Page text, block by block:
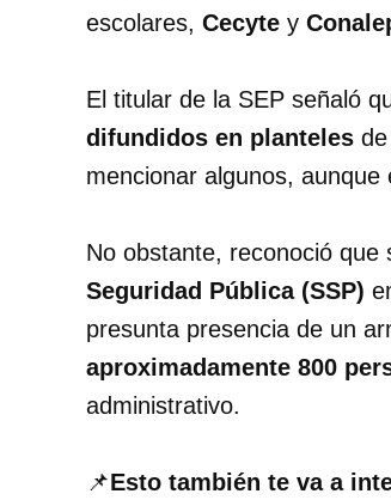
escolares, Cecyte y
El titular de la SEP señaló
difundidos en planteles
mencionar algunos,
No obstante, reconoció que
Seguridad Pública (SSP)
presunta presencia de un
aproximadamente 800
administrativo.
📌Esto también te va a